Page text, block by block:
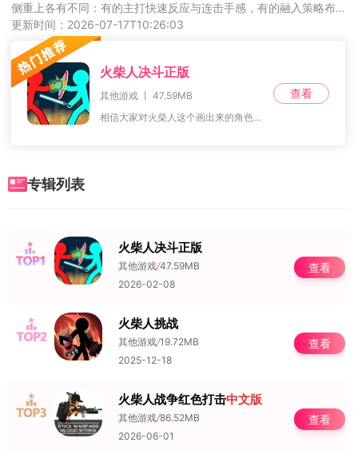
侧重上各有不同：有的主打快速反应与连击手感，有的融入策略布
阵元素，还有的加入了roguelike随机闯关机制。虽然核心都是火柴
人主角，但每个版本在关卡设计、技能组合和难度曲线上的调校都
略有差异，适合喜欢挑战操作上限的玩家逐一体验。
更新时间：2026-07-17T10:26:03
火柴人决斗正版
其他游戏 丨 47.59MB
相信大家对火柴人这个画出来的角色并不陌生吧？那么，如果让火柴人与其他角色进行对决，会是怎样的场景呢？今天，小编为大家带来了《火柴人决斗》的最新2025版本。这是
查看
专辑列表
NO.1 火柴人决斗正版
其他游戏/47.59MB
2026-02-08
查看
NO.2 火柴人挑战
其他游戏/19.72MB
2025-12-18
查看
NO.3 火柴人战争红色打击中文版
其他游戏/86.52MB
2026-06-01
查看